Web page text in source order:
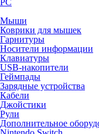
PC
Мыши
Коврики для мышек
Гарнитуры
Носители информации
Клавиатуры
USB-накопители
Геймпады
Зарядные устройства
Кабели
Джойстики
Рули
Дополнительное